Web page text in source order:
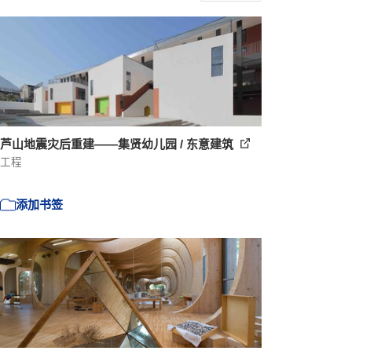
芦山地震灾后重建——集贤幼儿园 / 东意建筑
工程
添加书签